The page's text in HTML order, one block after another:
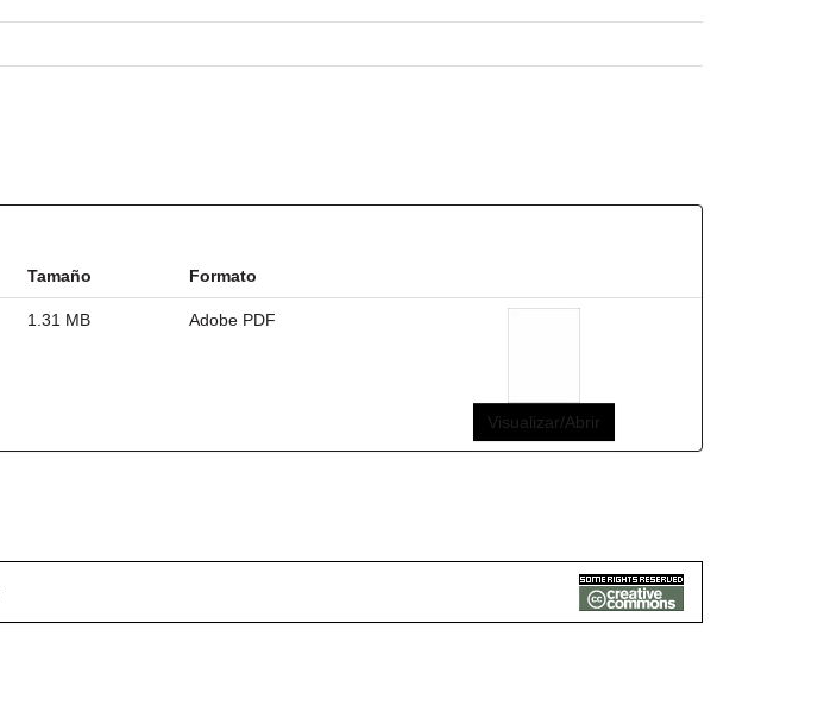
Tamaño Formato
1.31 MB Adobe PDF
Visualizar/Abrir